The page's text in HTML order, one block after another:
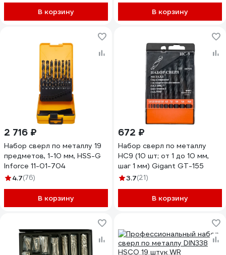
В корзину В корзину
2 716 ₽
Набор сверл по металлу 19
предметов, 1-10 мм, HSS-G
Inforce 11-01-704
4.7(76)
В корзину
672 ₽
Набор сверл по металлу
НС9 (10 шт; от 1 до 10 мм,
шаг 1 мм) Gigant GT-155
3.7(21)
В корзину